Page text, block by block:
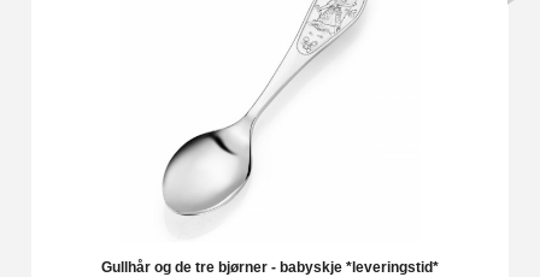
Gullhår og de tre bjørner - babyskje *leveringstid*